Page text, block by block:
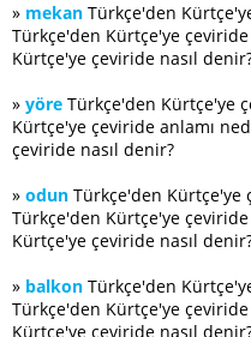
» mekan Türkçe'den
Türkçe'den Kürtçe'ye
Kürtçe'ye çeviride nasıl
» yöre Türkçe'den Kürtçe'ye
Kürtçe'ye çeviride anlamı
çeviride nasıl denir?
» odun Türkçe'den Kürtçe'ye
Türkçe'den Kürtçe'ye
Kürtçe'ye çeviride nasıl
» balkon Türkçe'den
Türkçe'den Kürtçe'ye
Kürtçe'ye çeviride nasıl